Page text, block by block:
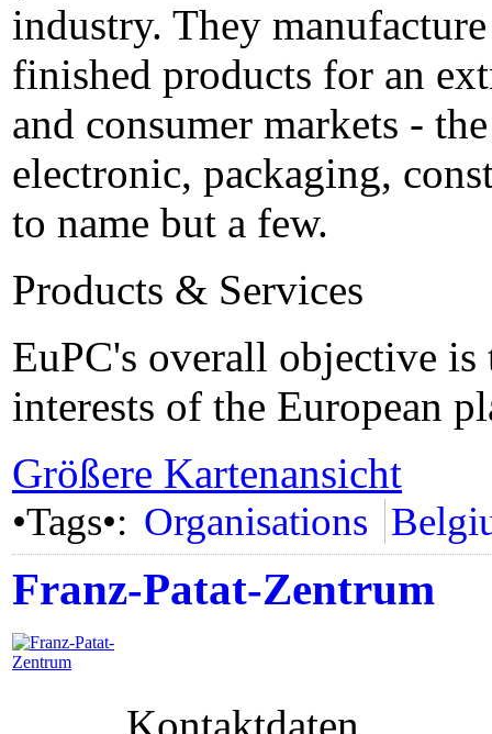
industry. They
finished products for an
and consumer markets -
electronic, packaging,
to name but a few.
Products & Services
EuPC's overall objective
interests of the European
Größere Kartenansicht
•Tags•: Organisations
Franz-Patat-Zentrum